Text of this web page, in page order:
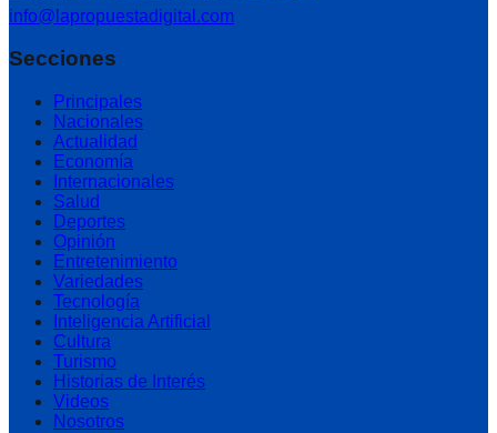
info@lapropuestadigital.com
Secciones
Principales
Nacionales
Actualidad
Economía
Internacionales
Salud
Deportes
Opinión
Entretenimiento
Variedades
Tecnología
Inteligencia Artificial
Cultura
Turismo
Historias de Interés
Videos
Nosotros